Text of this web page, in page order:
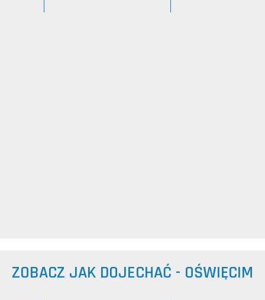
ZOBACZ JAK DOJECHAĆ - OŚWIĘCIM